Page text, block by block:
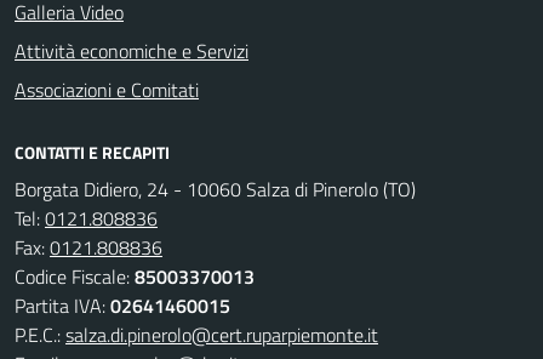
Galleria Video
Attività economiche e Servizi
Associazioni e Comitati
CONTATTI E RECAPITI
Borgata Didiero, 24 - 10060 Salza di Pinerolo (TO)
Tel:0121.808836
Fax:0121.808836
Codice Fiscale:85003370013
Partita IVA:02641460015
P.E.C.:salza.di.pinerolo@cert.ruparpiemonte.it